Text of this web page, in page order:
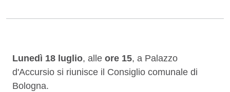
Descrizione
Lunedì 18 luglio, alle ore 15, a Palazzo
d'Accursio si riunisce il Consiglio comunale di
Bologna.